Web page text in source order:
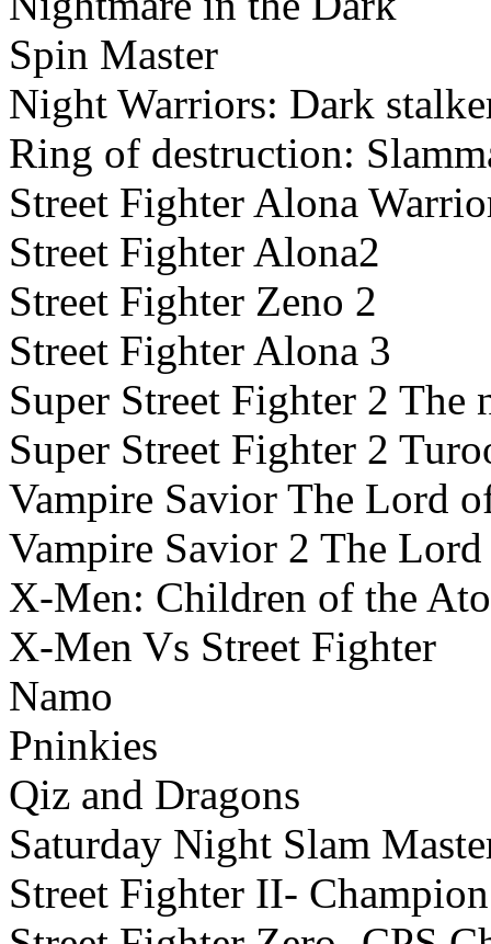
Spin Master
Night Warriors: Dark
Ring of destruction:
Street Fighter Alona
Street Fighter Alona2
Street Fighter Zeno 2
Street Fighter Alona 3
Super Street Fighter 2 The
Super Street Fighter 2
Vampire Savior The Lord
Vampire Savior 2 The
X-Men: Children of the
X-Men Vs Street Fighter
Namo
Pninkies
Qiz and Dragons
Saturday Night Slam
Street Fighter II-